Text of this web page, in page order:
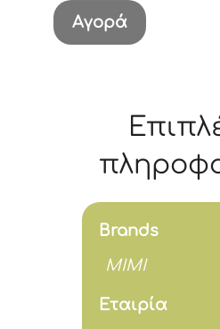
ΚΑΣΕΤΙΝΑ
COTTTON
Αγορά
Brands
MIMI
Εταιρία